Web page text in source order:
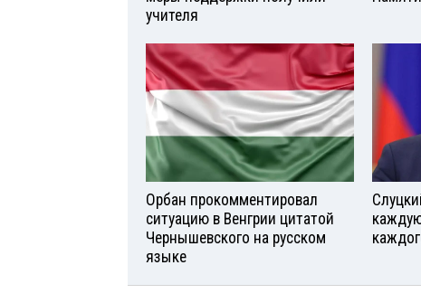
учителя
Орбан прокомментировал
ситуацию в Венгрии цитатой
Чернышевского на русском
языке